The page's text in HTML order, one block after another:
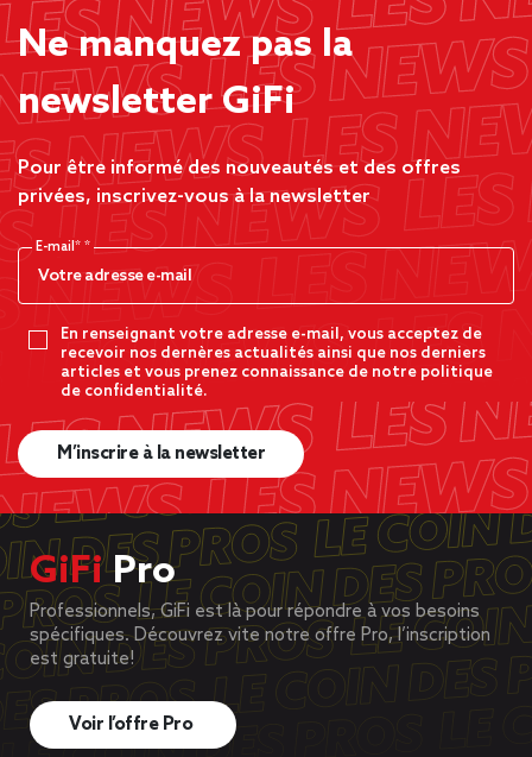
Ne manquez pas la
newsletter GiFi
Pour être informé des nouveautés et des offres
privées, inscrivez-vous à la newsletter
E-mail*
En renseignant votre adresse e-mail, vous acceptez de
recevoir nos dernères actualités ainsi que nos derniers
articles et vous prenez connaissance de notre politique
de confidentialité.
M’inscrire à la newsletter
GiFiPro
Professionnels, GiFi est là pour répondre à vos besoins
spécifiques. Découvrez vite notre offre Pro, l’inscription
est gratuite!
Voir l’offre Pro